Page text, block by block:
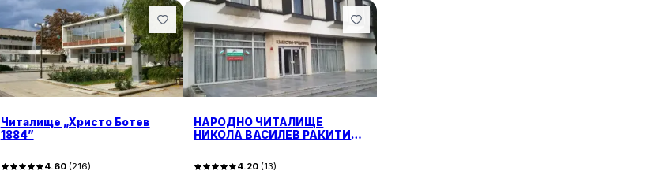
Читалище „Христо Ботев
1884”
4.60(216)
НАРОДНО ЧИТАЛИЩЕ
НИКОЛА ВАСИЛЕВ РАКИТИН
4.20 (13)